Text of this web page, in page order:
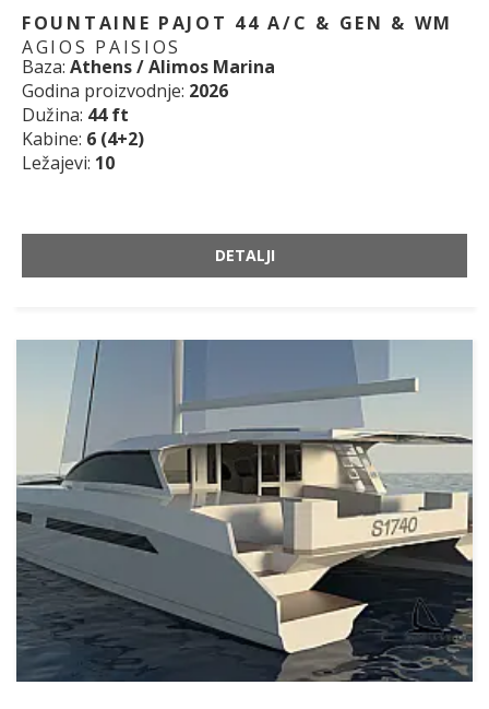
FOUNTAINE PAJOT 44 A/C & GEN & WM
AGIOS PAISIOS
Baza: Athens / Alimos Marina
Godina proizvodnje: 2026
Dužina: 44 ft
Kabine: 6 (4+2)
Ležajevi: 10
DETALJI